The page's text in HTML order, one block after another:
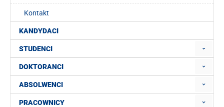
Kontakt
KANDYDACI
STUDENCI
DOKTORANCI
ABSOLWENCI
PRACOWNICY